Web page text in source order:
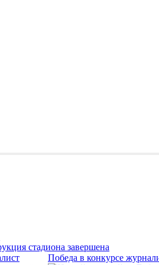
стадиона завершена
Победа в конкурсе